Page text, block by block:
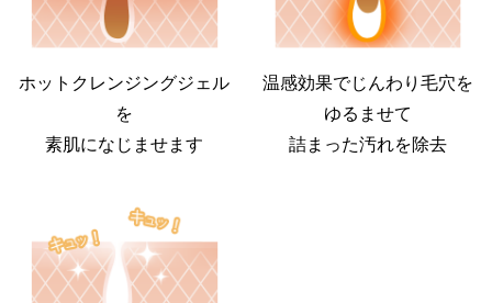
ホットクレンジングジェル
を
素肌になじませます
温感効果でじんわり毛穴を
ゆるませて
詰まった汚れを除去